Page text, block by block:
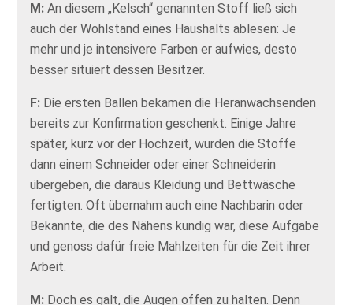
M: An diesem „Kelsch“ genannten Stoff ließ sich
auch der Wohlstand eines Haushalts ablesen: Je
mehr und je intensivere Farben er aufwies, desto
besser situiert dessen Besitzer.
F: Die ersten Ballen bekamen die Heranwachsenden
bereits zur Konfirmation geschenkt. Einige Jahre
später, kurz vor der Hochzeit, wurden die Stoffe
dann einem Schneider oder einer Schneiderin
übergeben, die daraus Kleidung und Bettwäsche
fertigten. Oft übernahm auch eine Nachbarin oder
Bekannte, die des Nähens kundig war, diese Aufgabe
und genoss dafür freie Mahlzeiten für die Zeit ihrer
Arbeit.
M: Doch es galt, die Augen offen zu halten. Denn